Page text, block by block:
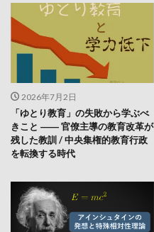
2026年7月2日
「ゆとり教育」の失敗から学ぶべ
きこと ―― 官僚主導の教育改革が
残した教訓 / 中央集権的教育行政
を転換する時代